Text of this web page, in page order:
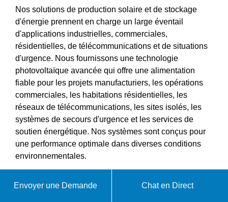
Nos solutions de production solaire et de stockage
d'énergie prennent en charge un large éventail
d'applications industrielles, commerciales,
résidentielles, de télécommunications et de situations
d'urgence. Nous fournissons une technologie
photovoltaïque avancée qui offre une alimentation
fiable pour les projets manufacturiers, les opérations
commerciales, les habitations résidentielles, les
réseaux de télécommunications, les sites isolés, les
systèmes de secours d'urgence et les services de
soutien énergétique. Nos systèmes sont conçus pour
une performance optimale dans diverses conditions
environnementales.
accès à notre vaste portefeuille de produits d'énergie
Envoyer une Demande Chat en Direct